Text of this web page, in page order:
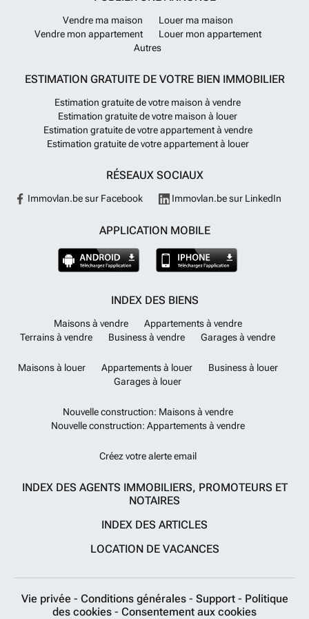
Vendre ma maison
Louer ma maison
Vendre mon appartement
Louer mon appartement
Autres
ESTIMATION GRATUITE DE VOTRE BIEN IMMOBILIER
Estimation gratuite de votre maison à vendre
Estimation gratuite de votre maison à louer
Estimation gratuite de votre appartement à vendre
Estimation gratuite de votre appartement à louer
RÉSEAUX SOCIAUX
Immovlan.be sur Facebook Immovlan.be sur LinkedIn
APPLICATION MOBILE
INDEX DES BIENS
Maisons à vendre
Appartements à vendre
Terrains à vendre
Business à vendre Garages à vendre
Maisons à louer Appartements à louer
Business à louer
Garages à louer
Nouvelle construction: Maisons à vendre
Nouvelle construction: Appartements à vendre
Créez votre alerte email
INDEX DES AGENTS IMMOBILIERS, PROMOTEURS ET
NOTAIRES
INDEX DES ARTICLES
LOCATION DE VACANCES
Vie privée - Conditions générales - Support - Politique
des cookies - Consentement aux cookies